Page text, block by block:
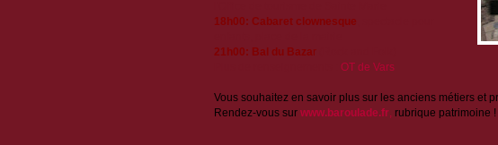
18h00: Cabaret clownesque
21h00: Bal du Bazar(Rock and Folk)
OT de Vars
Vous souhaitez en savoir plus sur les anciens métiers et
Rendez-vous sur www.baroulade.fr, rubrique patrimoine !